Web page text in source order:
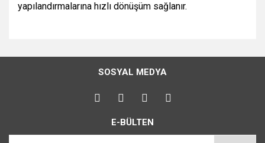
yapılandırmalarına hızlı dönüşüm sağlanır.
konularda yetersiz gördüğünüz noktaları öneri formunu
kullanarak tarafımıza iletebilirsiniz.
Görüş ve önerileriniz için teşekkür ederiz.
Ürün açıklamasında eksik bilgiler bulunuyor.
SOSYAL MEDYA
E-BÜLTEN